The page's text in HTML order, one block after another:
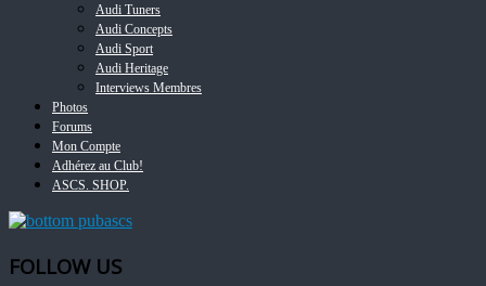
Audi Tuners
Audi Concepts
Audi Sport
Audi Heritage
Interviews Membres
Photos
Forums
Mon Compte
Adhérez au Club!
ASCS. SHOP.
FOLLOW US